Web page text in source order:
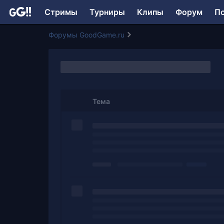
Стримы Турниры Клипы Форум
Форумы GoodGame.ru
Тема